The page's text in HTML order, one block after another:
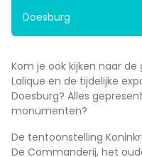
Doesburg
Kom je ook kijken naar
Lalique en de tijdelijke
Doesburg? Alles
monumenten?
De tentoonstelling
De Commanderij, het